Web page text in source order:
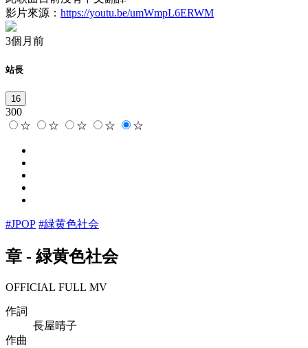
影片來源： https://youtu.be/umWmpL6ERWM
3個月前
站長
16
300
☆
☆ ☆ ☆ ☆
#JPOP #緑黄色社会
章 - 緑黄色社会
OFFICIAL FULL MV
作詞
長屋晴子
作曲